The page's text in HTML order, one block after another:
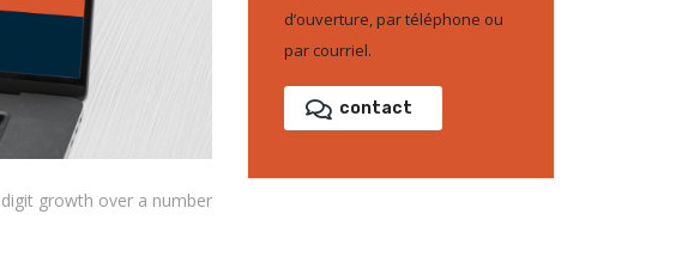
growth over a number
d’ouverture, par téléphone ou
par courriel.
contact